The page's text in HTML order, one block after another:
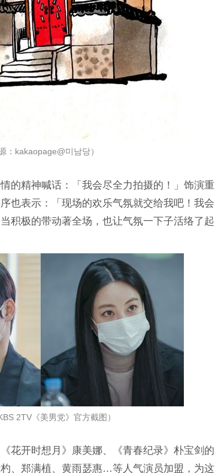
：kakaopage@미남당）
的精神喊话：「我会尽全力拍摄的！」饰演重
也表示：「现场的欢乐气氛就交给我吧！我会
积极的带动著全场，也让气氛一下子活络了起
2TV《美男党》官方截图）
花开时想月》康美娜、《青春纪录》朴宝剑的
、郑满植、黄雨瑟惠…等人气演员加盟，为这